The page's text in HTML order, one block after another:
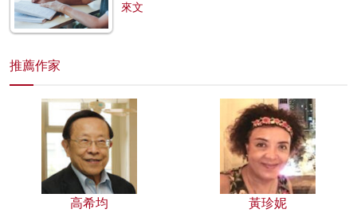
來文
推薦作家
高希均 黃珍妮